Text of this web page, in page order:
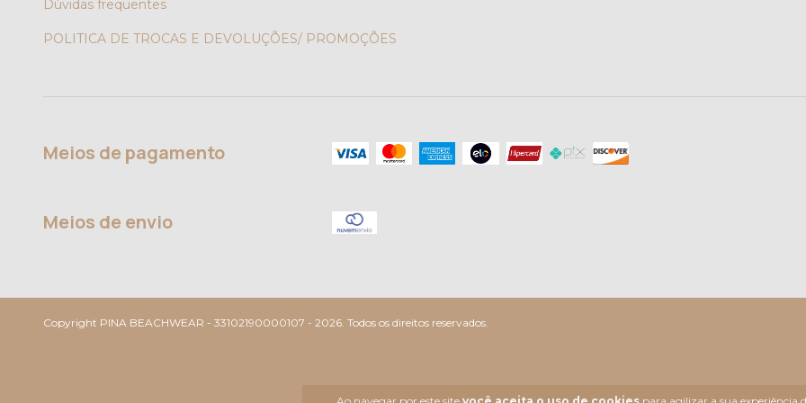
Dúvidas frequentes
POLITICA DE TROCAS E DEVOLUÇÕES/ PROMOÇÕES
Meios de pagamento
Meios de envio
Copyright PINA BEACHWEAR - 33102190000107 - 2026. Todos os direitos reservados.